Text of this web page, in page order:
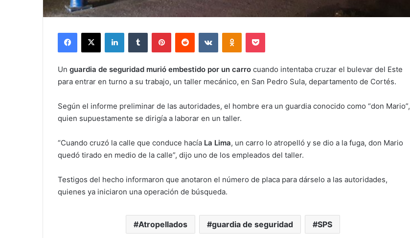
Facebook
X LinkedInTumblr PinterestReddit VKontakteOdnoklassniki
Pocket
Un guardia de seguridad murió embestido por un carro cuando intentaba cruzar el bulevar del Este
para entrar en turno a su trabajo, un taller mecánico, en San Pedro Sula, departamento de Cortés.
Según el informe preliminar de las autoridades, el hombre era un guardia conocido como “don Mario”,
quien supuestamente se dirigía a laborar en un taller.
“Cuando cruzó la calle que conduce hacía La Lima, un carro lo atropelló y se dio a la fuga, don Mario
quedó tirado en medio de la calle”, dijo uno de los empleados del taller.
Testigos del hecho informaron que anotaron el número de placa para dárselo a las autoridades,
quienes ya iniciaron una operación de búsqueda.
Atropellados guardia de seguridad SPS